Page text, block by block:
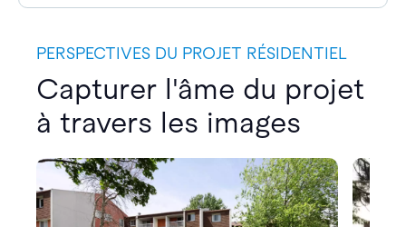
PERSPECTIVES DU PROJET RÉSIDENTIEL
Capturer l'âme du projet
à travers les images